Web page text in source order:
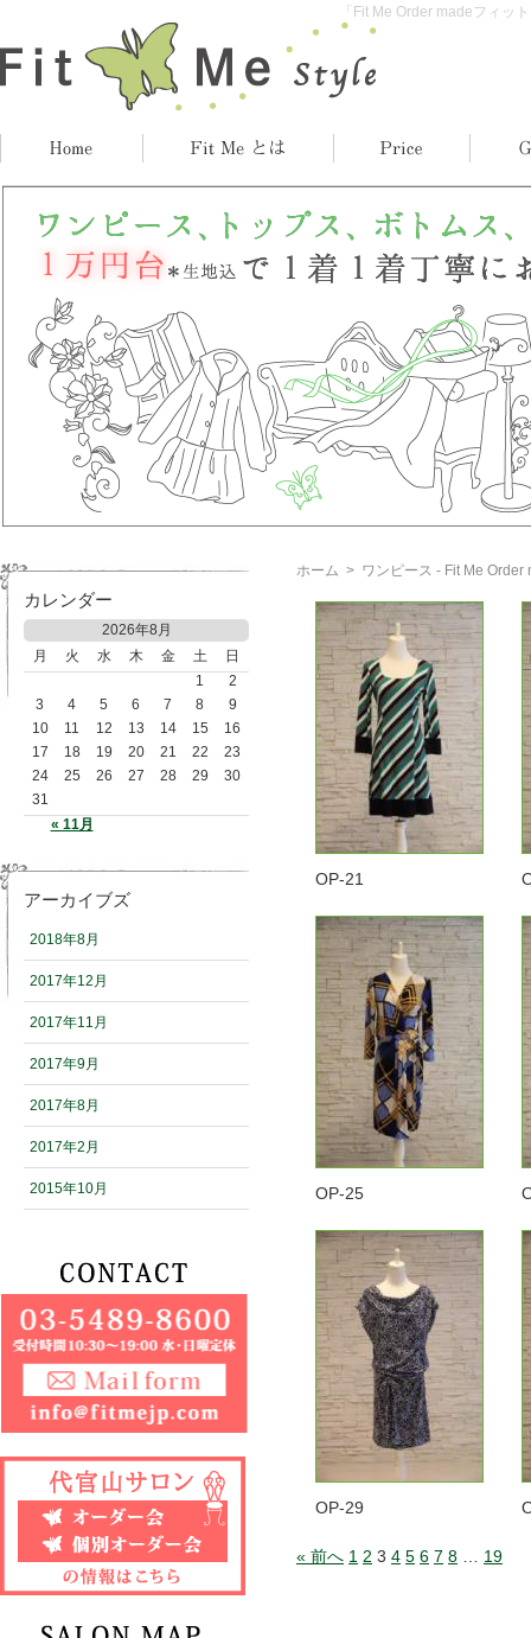
「Fit Me Order madeフィッ
ホーム > ワンピース - Fit Me
OP-21
OP-25
OP-29
« 前へ 1 2 3 4 5 6 7 8 19
カレンダー
2026年8月
月
火 水 木 金 土 日
« 11月
1
2
3
4 5 6 7 8
9
10
11 12 13 14 15
16
17
18 19 20 21 22
23
24
25 26 27 28 29
30
31
アーカイブズ
2018年8月
2017年12月
2017年11月
2017年9月
2017年8月
2017年2月
2015年10月